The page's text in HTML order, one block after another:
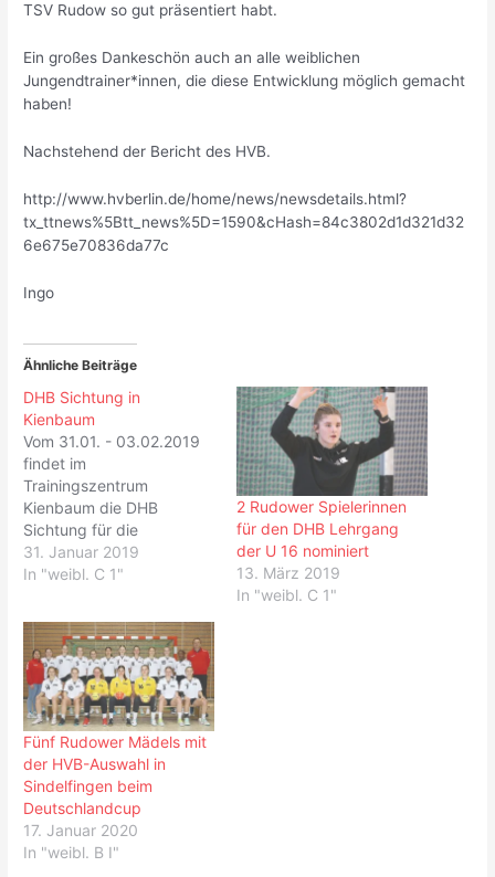
TSV Rudow so gut präsentiert habt.
Ein großes Dankeschön auch an alle weiblichen
Jungendtrainer*innen, die diese Entwicklung möglich gemacht
haben!
Nachstehend der Bericht des HVB.
http://www.hvberlin.de/home/news/newsdetails.html?
tx_ttnews%5Btt_news%5D=1590&cHash=84c3802d1d321d32
6e675e70836da77c
Ingo
Ähnliche Beiträge
DHB Sichtung in
Kienbaum
Vom 31.01. - 03.02.2019
findet im
Trainingszentrum
Kienbaum die DHB
Sichtung für die
Spielerinnen des
Jahrgangs 2004 statt. Wir
Alina, Caro, Nia-Naja,
Ryleene & Sarah viel
Erfolg. Bleibt gesund.
Sportliche Grüße Ingo
31. Januar 2019
In "weibl. C 1"
2 Rudower Spielerinnen
für den DHB Lehrgang
der U 16 nominiert
13. März 2019
In "weibl. C 1"
Fünf Rudower Mädels mit
der HVB-Auswahl in
Sindelfingen beim
Deutschlandcup
17. Januar 2020
In "weibl. B I"